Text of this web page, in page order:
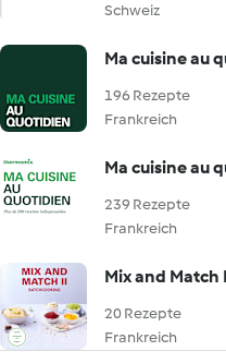
Schweiz
Ma cuisine au
196 Rezepte
Frankreich
Ma cuisine au
239 Rezepte
Frankreich
Mix and Match
20 Rezepte
Frankreich